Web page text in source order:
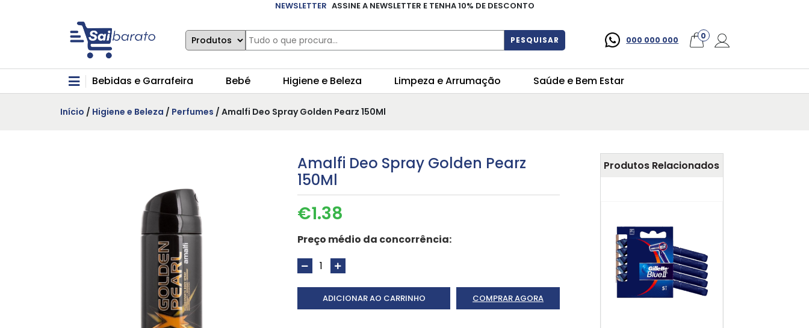
NEWSLETTER ASSINE A NEWSLETTER E TENHA 10% DE DESCONTO
PESQUISAR 000 000 000 0
Bebidas e Garrafeira Bebé Higiene e Beleza Limpeza e Arrumação Saúde e Bem Estar
Início / Higiene e Beleza / Perfumes / Amalfi Deo Spray Golden Pearz 150Ml
Amalfi Deo Spray Golden Pearz
150Ml
€1.38
Preço médio da concorrência:
ADICIONAR AO CARRINHO COMPRAR AGORA
Produtos Relacionados